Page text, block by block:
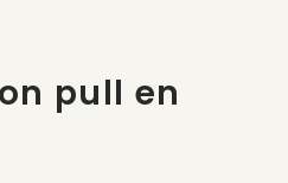
pull en